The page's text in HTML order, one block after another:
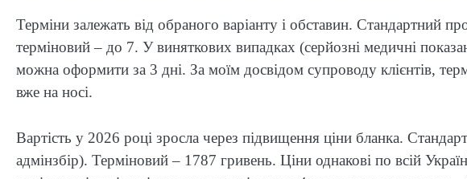
Терміни залежать від обраного варіанту і обставин. Стандартний
терміновий – до 7. У виняткових випадках (серйозні медичні
можна оформити за 3 дні. За моїм досвідом супроводу клієнтів,
вже на носі.
Вартість у 2026 році зросла через підвищення ціни бланка.
адмінзбір). Терміновий – 1787 гривень. Ціни однакові по всій